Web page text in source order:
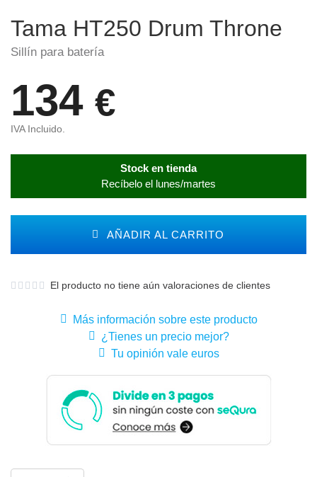
Tama HT250 Drum Throne
Sillín para batería
134 €
IVA Incluido.
Stock en tienda
Recíbelo el lunes/martes
AÑADIR AL CARRITO
El producto no tiene aún valoraciones de clientes
Más información sobre este producto
¿Tienes un precio mejor?
Tu opinión vale euros